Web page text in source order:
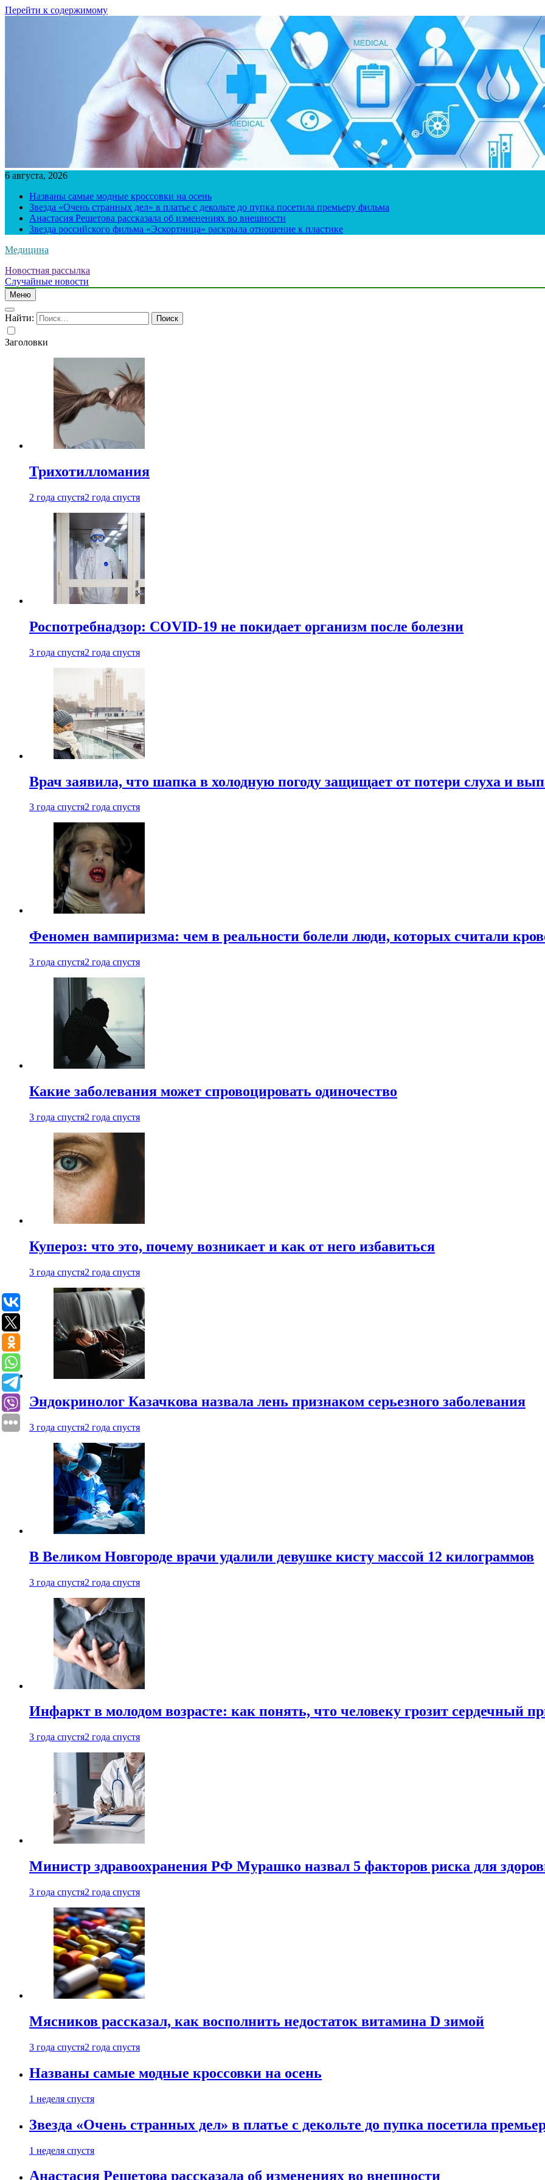
Перейти к содержимому
6 августа, 2026
Названы самые модные кроссовки на осень
Звезда «Очень странных дел» в платье с декольте до пупка посетила премьеру фильма
Анастасия Решетова рассказала об изменениях во внешности
Звезда российского фильма «Эскортница» раскрыла отношение к пластике
Медицина
Новостная рассылка
Случайные новости
Меню
Найти:
Заголовки
Трихотилломания
2 года спустя2 года спустя
Роспотребнадзор: COVID-19 не покидает организм после болезни
3 года спустя2 года спустя
Врач заявила, что шапка в холодную погоду защищает от потери слуха и
3 года спустя2 года спустя
Феномен вампиризма: чем в реальности болели люди, которых считали
3 года спустя2 года спустя
Какие заболевания может спровоцировать одиночество
3 года спустя2 года спустя
Купероз: что это, почему возникает и как от него избавиться
3 года спустя2 года спустя
Эндокринолог Казачкова назвала лень признаком серьезного заболевания
3 года спустя2 года спустя
В Великом Новгороде врачи удалили девушке кисту массой 12 килограммов
3 года спустя2 года спустя
Инфаркт в молодом возрасте: как понять, что человеку грозит сердечный
3 года спустя2 года спустя
Министр здравоохранения РФ Мурашко назвал 5 факторов риска для
3 года спустя2 года спустя
Мясников рассказал, как восполнить недостаток витамина D зимой
3 года спустя2 года спустя
Названы самые модные кроссовки на осень
1 неделя спустя
Звезда «Очень странных дел» в платье с декольте до пупка посетила
1 неделя спустя
Анастасия Решетова рассказала об изменениях во внешности